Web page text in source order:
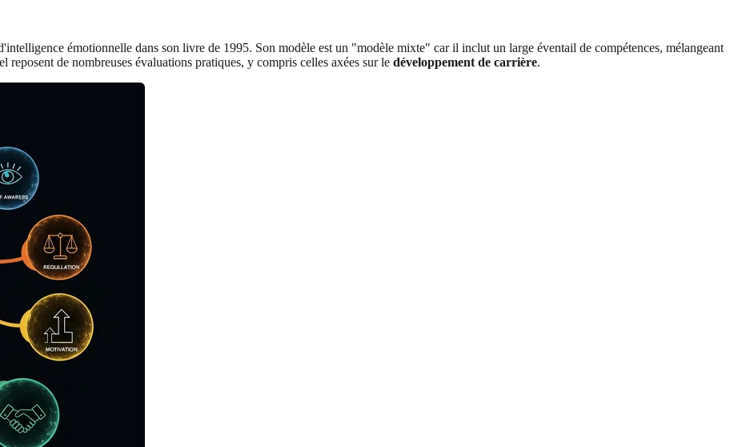
émotionnelle dans son livre de 1995. Son modèle est un "modèle mixte" car il inclut un large éventail de compétences, mélangeant
de nombreuses évaluations pratiques, y compris celles axées sur le développement de carrière.